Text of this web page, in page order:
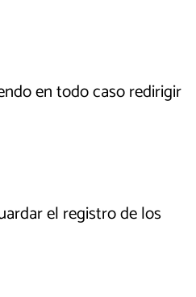
en todo caso redirigir
el registro de los